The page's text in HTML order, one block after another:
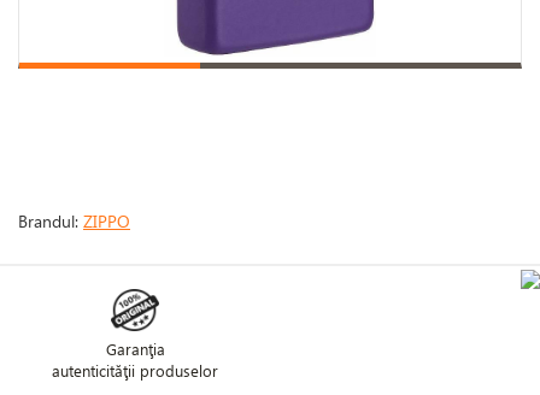
Brandul: ZIPPO
Garanţia
autenticităţii produselor